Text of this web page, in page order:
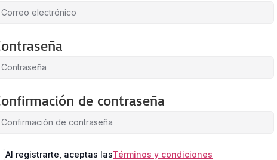
de contraseña
Al registrarte, aceptas lasTérminos y condiciones